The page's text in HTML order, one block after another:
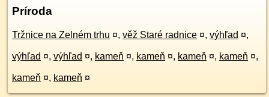
Príroda
Tržnice na Zelném trhu ¤, věž Staré radnice ¤, výhľad ¤,
výhľad ¤, výhľad ¤, kameň ¤, kameň ¤, kameň ¤, kameň ¤,
kameň ¤, kameň ¤